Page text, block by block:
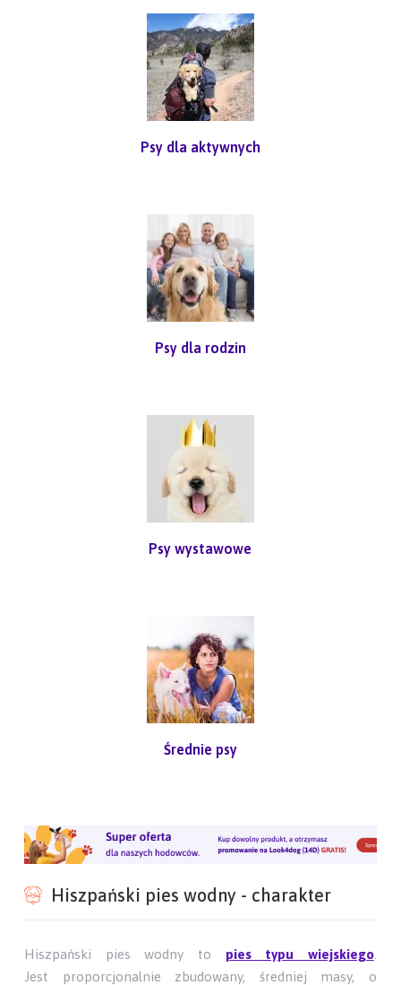
Psy dla aktywnych
Psy dla rodzin
Psy wystawowe
Średnie psy
Hiszpański pies wodny - charakter
Hiszpański pies wodny to pies typu wiejskiego.
Jest proporcjonalnie zbudowany, średniej masy, o